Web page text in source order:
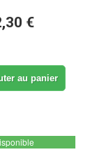
€
au panier